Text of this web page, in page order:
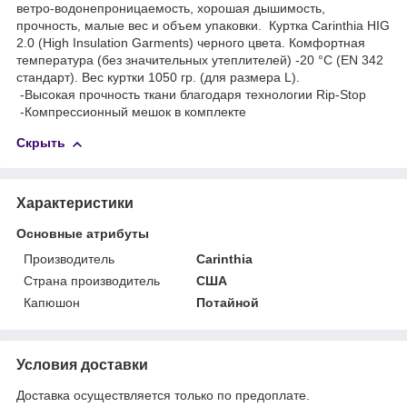
ветро-водонепроницаемость, хорошая дышимость,
прочность, малые вес и объем упаковки. Куртка Carinthia HIG
2.0 (High Insulation Garments) черного цвета. Комфортная
температура (без значительных утеплителей) -20 °C (EN 342
стандарт). Вес куртки 1050 гр. (для размера L).
-Высокая прочность ткани благодаря технологии Rip-Stop
-Компрессионный мешок в комплекте
Скрыть
Характеристики
Основные атрибуты
Производитель
Carinthia
Страна производитель
США
Капюшон
Потайной
Условия доставки
Доставка осуществляется только по предоплате.